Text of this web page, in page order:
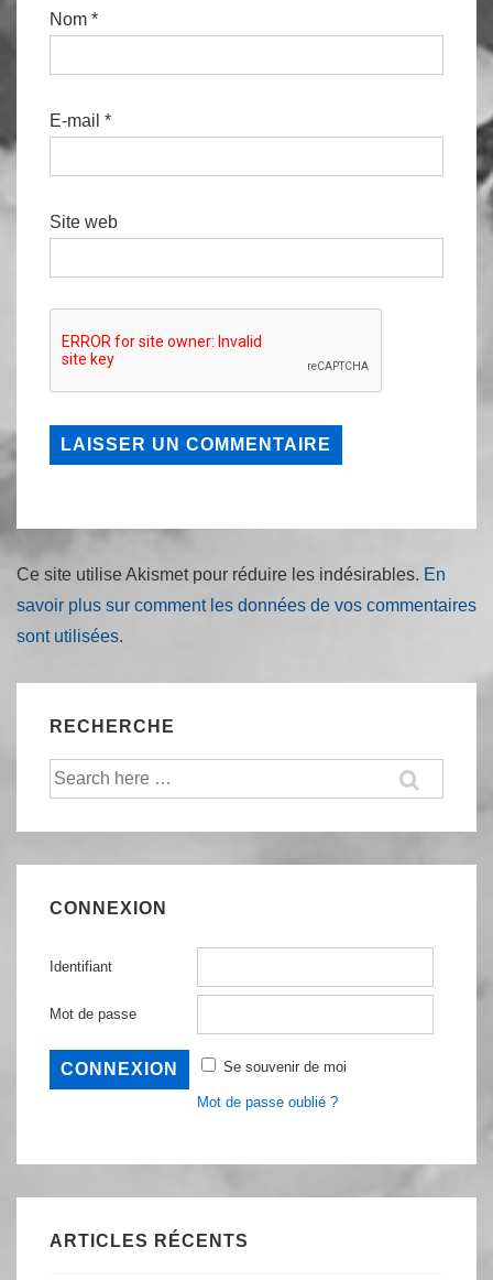
Nom *
E-mail *
Site web
Ce site utilise Akismet pour réduire les indésirables. En
savoir plus sur comment les données de vos commentaires
sont utilisées.
RECHERCHE
Recherche
CONNEXION
Identifiant
Mot de passe
Se souvenir de moi
Mot de passe oublié ?
ARTICLES RÉCENTS